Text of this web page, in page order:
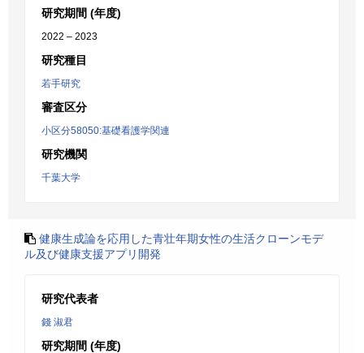
研究期間 (年度)
2022 – 2023
研究種目
若手研究
審査区分
小区分58050:基礎看護学関連
研究機関
千葉大学
健康生成論を応用した青壮年期女性の生活クローンモデ
ル及び健康支援アプリ開発
研究代表者
錢 淑君
研究期間 (年度)